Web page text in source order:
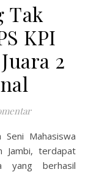
Tak
KPI
2
Jambi, terdapat
yang berhasil